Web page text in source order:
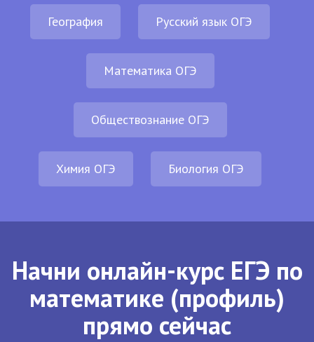
География Русский язык ОГЭ
Математика ОГЭ
Обществознание ОГЭ
Химия ОГЭ Биология ОГЭ
Начни онлайн-курс ЕГЭ по
математике (профиль)
прямо сейчас